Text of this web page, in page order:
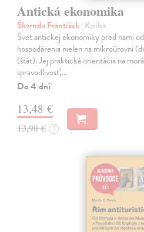
Antická ekonomika
Škvrnda František| Kniha
Svet antickej ekonomiky pred nami
hospodárenia nielen na mikroúrovni
(štát). Jej praktická orientácia na
spravodlivosť,…
Do 4 dní
13,48 €
13,90 € ?